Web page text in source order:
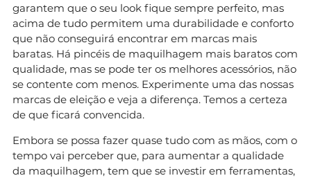
garantem que o seu look fique sempre perfeito, mas
acima de tudo permitem uma durabilidade e conforto
que não conseguirá encontrar em marcas mais
baratas. Há pincéis de maquilhagem mais baratos com
qualidade, mas se pode ter os melhores acessórios, não
se contente com menos. Experimente uma das nossas
marcas de eleição e veja a diferença. Temos a certeza
de que ficará convencida.
Embora se possa fazer quase tudo com as mãos, com o
tempo vai perceber que, para aumentar a qualidade
da maquilhagem, tem que se investir em ferramentas,